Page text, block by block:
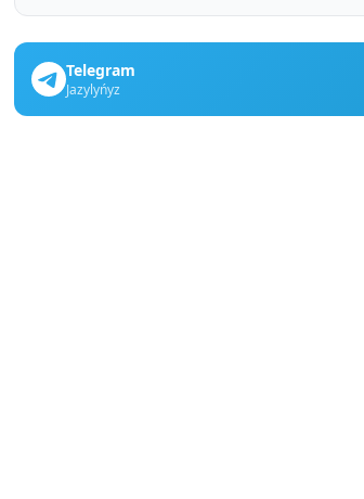
Telegram
Jazylyńyz